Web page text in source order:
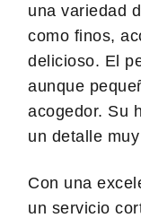
una variedad
como finos,
delicioso. El
aunque
acogedor. Su
un detalle
Con una
un servicio